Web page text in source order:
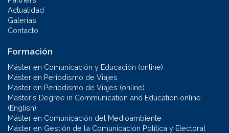
Actualidad
Galerías
Contacto
Formación
Máster en Comunicación y Educación (online)
Máster en Periodismo de Viajes
Máster en Periodismo de Viajes (online)
Master's Degree in Communication and Education online
(English)
Máster en Comunicación del Medioambiente
Máster en Gestión de la Comunicación Política y Electoral